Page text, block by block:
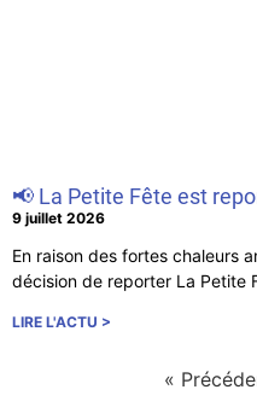
📢 La Petite Fête est
9 juillet 2026
En raison des fortes chaleurs
décision de reporter La Petite
LIRE L'ACTU >
«